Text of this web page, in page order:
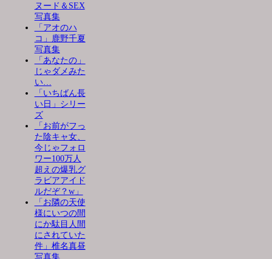
ヌード＆SEX
写真集
「アオのハ
コ」鹿野千夏
写真集
「あなたの」
じゃダメみた
い…
「いちばん長
い日」シリー
ズ
「お前がフっ
た陰キャ女、
今じゃフォロ
ワー100万人
超えの爆乳グ
ラビアアイド
ルだぞ？w」
「お隣の天使
様にいつの間
にか駄目人間
にされていた
件」椎名真昼
写真集